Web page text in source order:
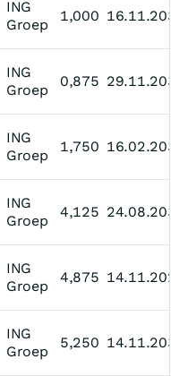
ING
Groep
1,000
ING
Groep
0,875
ING
Groep
1,750
ING
Groep
4,125
ING
Groep
4,875
ING
Groep
5,250